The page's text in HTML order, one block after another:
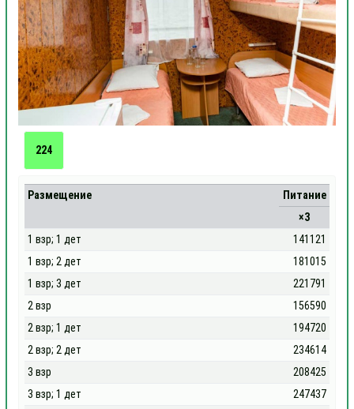
224
Размещение
Питание
×3
1 взр; 1 дет
141121
1 взр; 2 дет
181015
1 взр; 3 дет
221791
2 взр
156590
2 взр; 1 дет
194720
2 взр; 2 дет
234614
3 взр
208425
3 взр; 1 дет
247437